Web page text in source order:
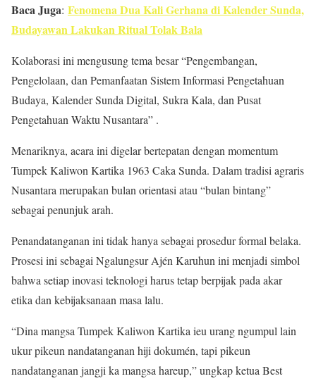
Baca Juga: Fenomena Dua Kali Gerhana di Kalender Sunda,
Budayawan Lakukan Ritual Tolak Bala
Kolaborasi ini mengusung tema besar “Pengembangan,
Pengelolaan, dan Pemanfaatan Sistem Informasi Pengetahuan
Budaya, Kalender Sunda Digital, Sukra Kala, dan Pusat
Pengetahuan Waktu Nusantara” .
Menariknya, acara ini digelar bertepatan dengan momentum
Tumpek Kaliwon Kartika 1963 Caka Sunda. Dalam tradisi agraris
Nusantara merupakan bulan orientasi atau “bulan bintang”
sebagai penunjuk arah.
Penandatanganan ini tidak hanya sebagai prosedur formal belaka.
Prosesi ini sebagai Ngalungsur Ajén Karuhun ini menjadi simbol
bahwa setiap inovasi teknologi harus tetap berpijak pada akar
etika dan kebijaksanaan masa lalu.
“Dina mangsa Tumpek Kaliwon Kartika ieu urang ngumpul lain
ukur pikeun nandatanganan hiji dokumén, tapi pikeun
nandatanganan jangji ka mangsa hareup,” ungkap ketua Best